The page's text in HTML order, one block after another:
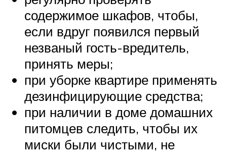
содержимое шкафов, чтобы,
если вдруг появился первый
незваный гость-вредитель,
принять меры;
при уборке квартире применять
дезинфицирующие средства;
при наличии в доме домашних
питомцев следить, чтобы их
миски были чистыми, не